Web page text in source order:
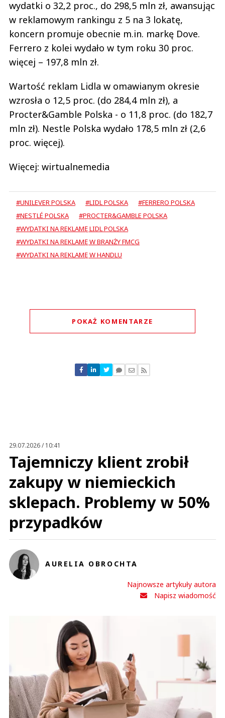
wydatki o 32,2 proc., do 298,5 mln zł, awansując
w reklamowym rankingu z 5 na 3 lokatę,
koncern promuje obecnie m.in. markę Dove.
Ferrero z kolei wydało w tym roku 30 proc.
więcej – 197,8 mln zł.
Wartość reklam Lidla w omawianym okresie
wzrosła o 12,5 proc. (do 284,4 mln zł), a
Procter&Gamble Polska - o 11,8 proc. (do 182,7
mln zł). Nestle Polska wydało 178,5 mln zł (2,6
proc. więcej).
Więcej: wirtualnemedia
#UNILEVER POLSKA #LIDL POLSKA
#FERRERO POLSKA
#NESTLÉ POLSKA
#PROCTER&GAMBLE POLSKA
#WYDATKI NA REKLAMĘ LIDL POLSKA
#WYDATKI NA REKLAMĘ W BRANŻY FMCG
#WYDATKI NA REKLAMĘ W HANDLU
POKAŻ KOMENTARZE
Nie znaleziono komentarzy
Zostaw swoje komentarze
29.07.2026 / 10:41
Tajemniczy klient zrobił
zakupy w niemieckich
sklepach. Problemy w 50%
przypadków
AURELIA OBROCHTA
Najnowsze artykuły autora
Napisz wiadomość